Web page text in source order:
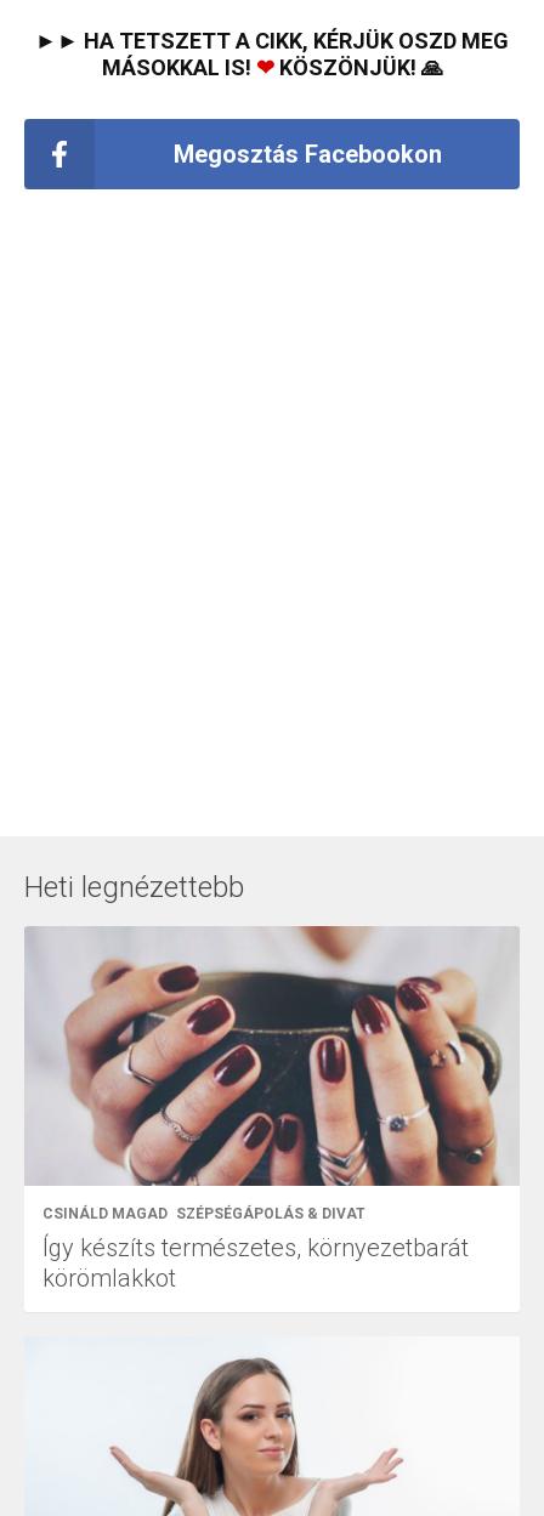
►► HA TETSZETT A CIKK, KÉRJÜK OSZD MEG
MÁSOKKAL IS! ❤KÖSZÖNJÜK! 🙏
Megosztás Facebookon
Heti legnézettebb
CSINÁLD MAGAD SZÉPSÉGÁPOLÁS & DIVAT
Így készíts természetes, környezetbarát
körömlakkot